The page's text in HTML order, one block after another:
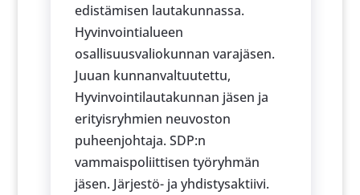
edistämisen lautakunnassa.
Hyvinvointialueen
osallisuusvaliokunnan varajäsen.
Juuan kunnanvaltuutettu,
Hyvinvointilautakunnan jäsen ja
erityisryhmien neuvoston
puheenjohtaja. SDP:n
vammaispoliittisen työryhmän
jäsen. Järjestö- ja yhdistysaktiivi.